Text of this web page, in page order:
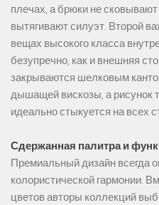
плечах, а брюки не
вытягивают силуэт. Второй
вещах высокого класса
безупречно, как и внешняя
закрываются шелковым
дышащей вискозы, а рисунок
идеально стыкуется на всех
Сдержанная палитра и
Премиальный дизайн всегда
колористической гармонии.
цветов авторы коллекций